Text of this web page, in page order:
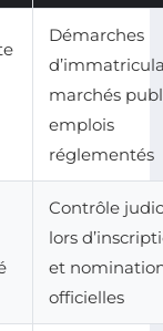
Démarches
marchés
emplois
réglementés
Contrôle
lors
et
officielles